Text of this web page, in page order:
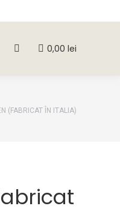
0,00 lei
(FABRICAT ÎN ITALIA)
0,00lei